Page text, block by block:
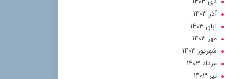
آذر 1403
آبان 1403
مهر 1403
شهریور 1403
مرداد 1403
تير 1403